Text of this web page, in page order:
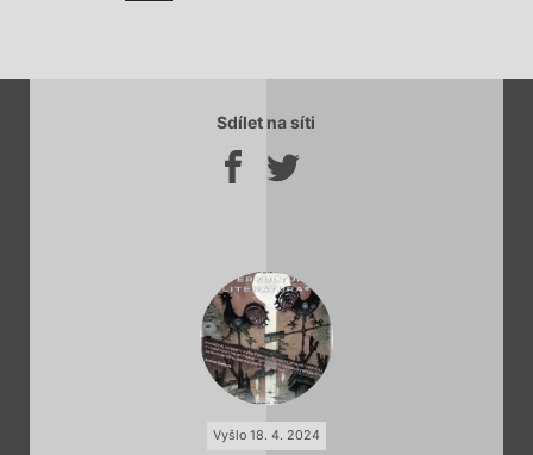
Sdílet na síti
Vyšlo 18. 4. 2024